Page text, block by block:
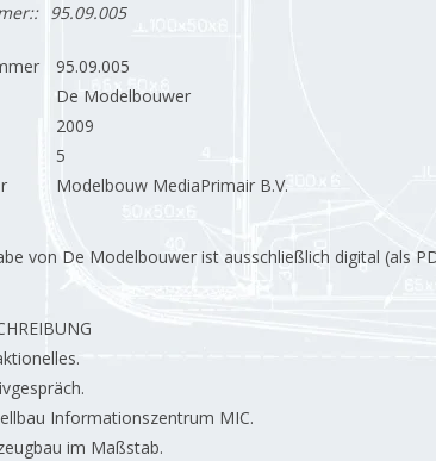
95.09.005
95.09.005
De Modelbouwer
2009
5
Modelbouw MediaPrimair B.V.
von De Modelbouwer ist ausschließlich digital (als
Informationszentrum MIC.
im Maßstab.